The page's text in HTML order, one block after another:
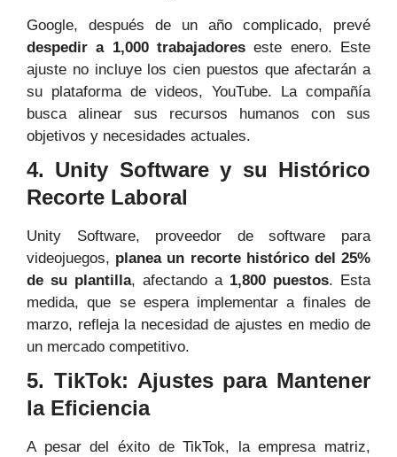
Google, después de un año complicado, prevé
despedir a 1,000 trabajadores este enero. Este
ajuste no incluye los cien puestos que afectarán a
su plataforma de videos, YouTube. La compañía
busca alinear sus recursos humanos con sus
objetivos y necesidades actuales.
4. Unity Software y su Histórico
Recorte Laboral
Unity Software, proveedor de software para
videojuegos, planea un recorte histórico del 25%
de su plantilla, afectando a 1,800 puestos. Esta
medida, que se espera implementar a finales de
marzo, refleja la necesidad de ajustes en medio de
un mercado competitivo.
5. TikTok: Ajustes para Mantener
la Eficiencia
A pesar del éxito de TikTok, la empresa matriz,